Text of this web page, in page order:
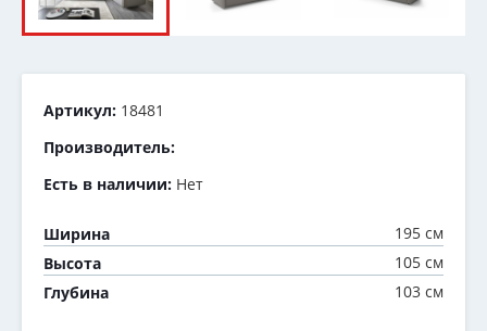
Артикул: 18481
Производитель:
Есть в наличии: Нет
Ширина
195 см
Высота
105 см
Глубина
103 см